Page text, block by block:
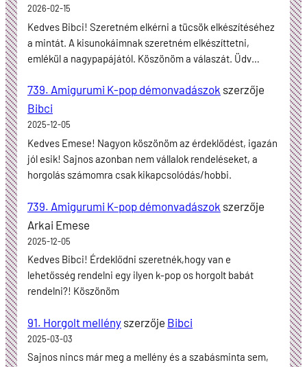
2026-02-15
Kedves Bibci! Szeretném elkérni a tücsök elkészítéséhez
a mintát. A kisunokáimnak szeretném elkészíttetni,
emlékül a nagypapájától. Köszönöm a válaszát. Üdv…
739. Amigurumi K-pop démonvadászok szerzője
Bibci
2025-12-05
Kedves Emese! Nagyon köszönöm az érdeklődést, igazán
jól esik! Sajnos azonban nem vállalok rendeléseket, a
horgolás számomra csak kikapcsolódás/hobbi.
739. Amigurumi K-pop démonvadászok szerzője
Arkai Emese
2025-12-05
Kedves Bibci! Érdeklődni szeretnék,hogy van e
lehetősség rendelni egy ilyen k-pop os horgolt babát
rendelni?! Köszönöm
91. Horgolt mellény szerzője Bibci
2025-03-03
Sajnos nincs már meg a mellény és a szabásminta sem,